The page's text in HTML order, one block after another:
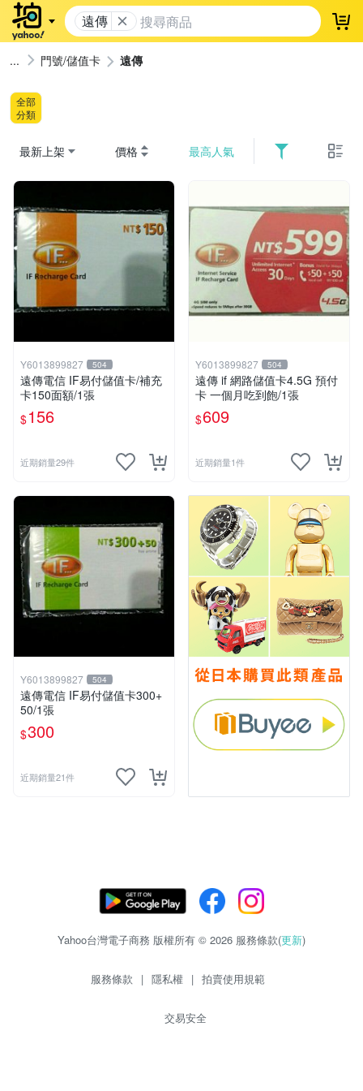
遠傳 登
門號/儲值卡 遠傳
全部
分類
最新上架 價格 最高人氣
Y6013899827 504
遠傳電信 IF易付儲值卡/補充
卡150面額/1張
$156
近期銷量29件
Y6013899827 504
遠傳 if 網路儲值卡4.5G 預付
卡 一個月吃到飽/1張
$609
近期銷量1件
Y6013899827 504
遠傳電信 IF易付儲值卡300+
50/1張
$300
近期銷量21件
Yahoo台灣電子商務 版權所有 © 2026 服務條款(更新)
服務條款 | 隱私權 | 拍賣使用規範
交易安全